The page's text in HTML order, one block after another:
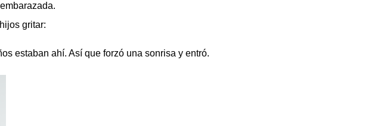
gritar:
estaban ahí. Así que forzó una sonrisa y entró.